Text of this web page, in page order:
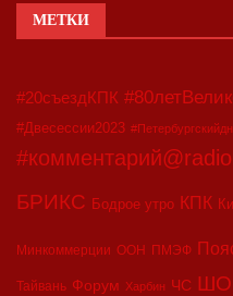
МЕТКИ
#20съездКПК
#Двесессии2023
БРИКС Бодрое утро КПК
Минкоммерции ООН ПМЭФ
Тайвань Форум Харбин ЧС